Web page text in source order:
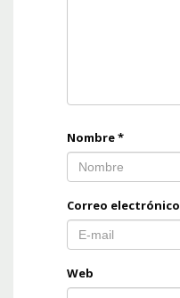
Nombre*
Correo electrónico
Web